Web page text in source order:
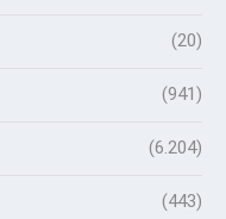
(20)
(941)
(6.204)
(443)